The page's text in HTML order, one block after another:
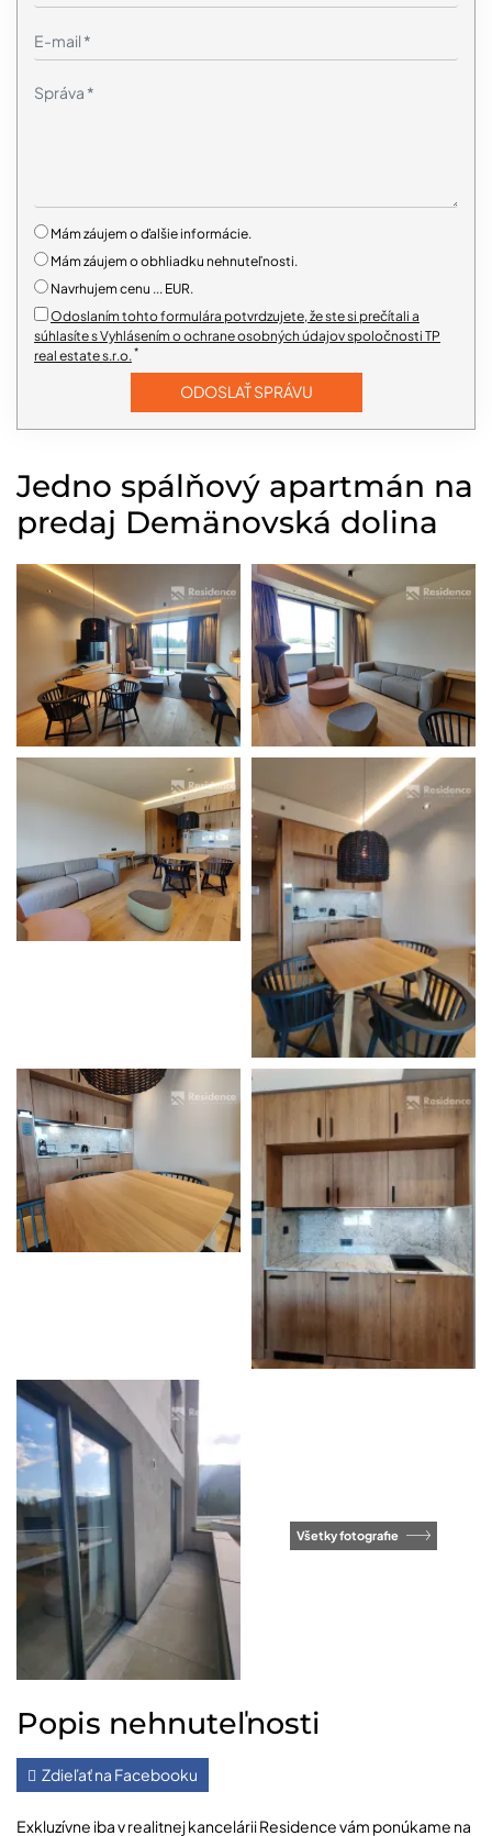
Jedno spálňový apartmán na
predaj Demänovská dolina
Všetky fotografie
Popis nehnuteľnosti
Zdieľať na Facebooku
Exkluzívne iba v realitnej kancelárii Residence vám ponúkame na
Mám záujem o ďalšie informácie.
Mám záujem o obhliadku nehnuteľnosti.
Navrhujem cenu ... EUR.
Odoslaním tohto formulára potvrdzujete, že ste si prečítali a
súhlasíte s Vyhlásením o ochrane osobných údajov spoločnosti TP
real estate s.r.o. *